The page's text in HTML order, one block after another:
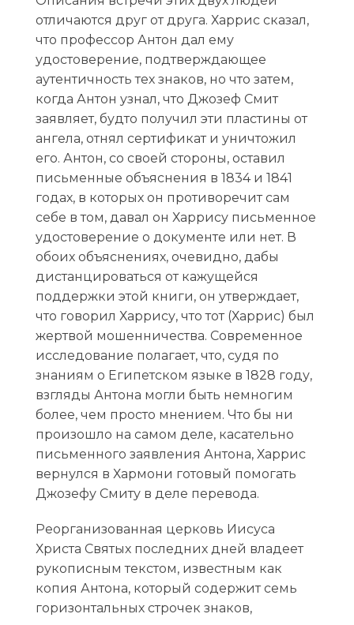
отличаются друг от друга. Харрис сказал,
что профессор Антон дал ему
удостоверение, подтверждающее
аутентичность тех знаков, но что затем,
когда Антон узнал, что Джозеф Смит
заявляет, будто получил эти пластины от
ангела, отнял сертификат и уничтожил
его. Антон, со своей стороны, оставил
письменные объяснения в 1834 и 1841
годах, в которых он противоречит сам
себе в том, давал он Харрису письменное
удостоверение о документе или нет. В
обоих объяснениях, очевидно, дабы
дистанцироваться от кажущейся
поддержки этой книги, он утверждает,
что говорил Харрису, что тот (Харрис) был
жертвой мошенничества. Современное
исследование полагает, что, судя по
знаниям о Египетском языке в 1828 году,
взгляды Антона могли быть немногим
более, чем просто мнением. Что бы ни
произошло на самом деле, касательно
письменного заявления Антона, Харрис
вернулся в Хармони готовый помогать
Джозефу Смиту в деле перевода.
Реорганизованная церковь Иисуса
Христа Святых последних дней владеет
рукописным текстом, известным как
копия Антона, который содержит семь
горизонтальных строчек знаков,